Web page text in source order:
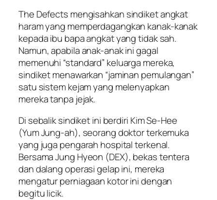
The Defects mengisahkan sindiket angkat
haram yang memperdagangkan kanak-kanak
kepada ibu bapa angkat yang tidak sah.
Namun, apabila anak-anak ini gagal
memenuhi “standard” keluarga mereka,
sindiket menawarkan “jaminan pemulangan”
satu sistem kejam yang melenyapkan
mereka tanpa jejak.
Di sebalik sindiket ini berdiri Kim Se-Hee
(Yum Jung-ah), seorang doktor terkemuka
yang juga pengarah hospital terkenal.
Bersama Jung Hyeon (DEX), bekas tentera
dan dalang operasi gelap ini, mereka
mengatur perniagaan kotor ini dengan
begitu licik.